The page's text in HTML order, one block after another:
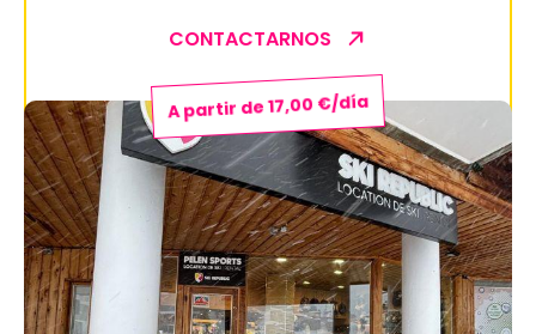
25 26 27 28 29
A partir de 17,00 €/día
CONTACTARNOS